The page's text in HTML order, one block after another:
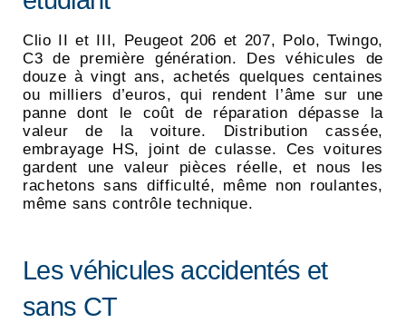
Clio II et III, Peugeot 206 et 207, Polo, Twingo,
C3 de première génération. Des véhicules de
douze à vingt ans, achetés quelques centaines
ou milliers d’euros, qui rendent l’âme sur une
panne dont le coût de réparation dépasse la
valeur de la voiture. Distribution cassée,
embrayage HS, joint de culasse. Ces voitures
gardent une valeur pièces réelle, et nous les
rachetons sans difficulté, même non roulantes,
même sans contrôle technique.
Les véhicules accidentés et
sans CT